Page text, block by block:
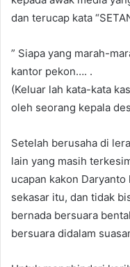
dan terucap kata
” Siapa yang marah-
kantor pekon…. .
(Keluar lah kata-kata
oleh seorang kepala
Setelah berusaha di
lain yang masih
ucapan kakon
sekasar itu, dan tidak
bernada bersuara
bersuara didalam